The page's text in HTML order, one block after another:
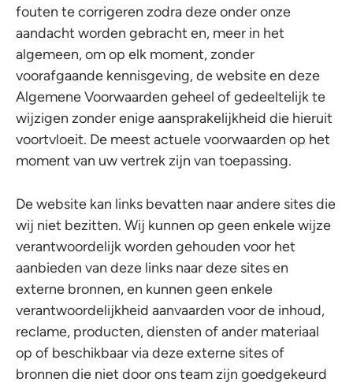
fouten te corrigeren zodra deze onder onze
aandacht worden gebracht en, meer in het
algemeen, om op elk moment, zonder
voorafgaande kennisgeving, de website en deze
Algemene Voorwaarden geheel of gedeeltelijk te
wijzigen zonder enige aansprakelijkheid die hieruit
voortvloeit. De meest actuele voorwaarden op het
moment van uw vertrek zijn van toepassing.
De website kan links bevatten naar andere sites die
wij niet bezitten. Wij kunnen op geen enkele wijze
verantwoordelijk worden gehouden voor het
aanbieden van deze links naar deze sites en
externe bronnen, en kunnen geen enkele
verantwoordelijkheid aanvaarden voor de inhoud,
reclame, producten, diensten of ander materiaal
op of beschikbaar via deze externe sites of
bronnen die niet door ons team zijn goedgekeurd